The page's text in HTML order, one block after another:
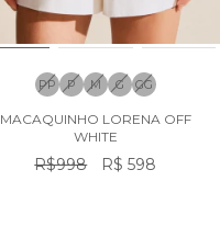
PP P M G GG
MACAQUINHO LORENA OFF
WHITE
R$998 R$ 598